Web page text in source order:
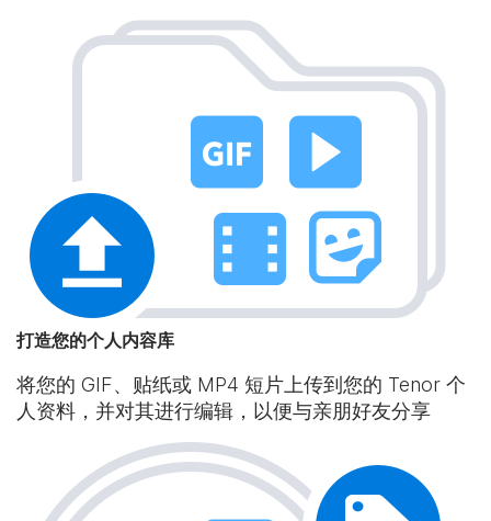
打造您的个人内容库
将您的 GIF、贴纸或 MP4 短片上传到您的 Tenor 个
人资料，并对其进行编辑，以便与亲朋好友分享